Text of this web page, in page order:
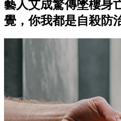
藝人艾成驚傳墜樓身
覺，你我都是自殺防